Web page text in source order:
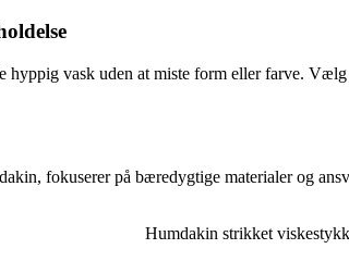
vask uden at miste form eller farve.
fokuserer på bæredygtige materialer og
Humdakin strikket